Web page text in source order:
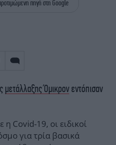
ΖΩΔΙΑ
πηγή στη Google
μετάλλαξης Όμικρον εντόπισαν
Covid-19, οι ειδικοί
για τρία βασικά